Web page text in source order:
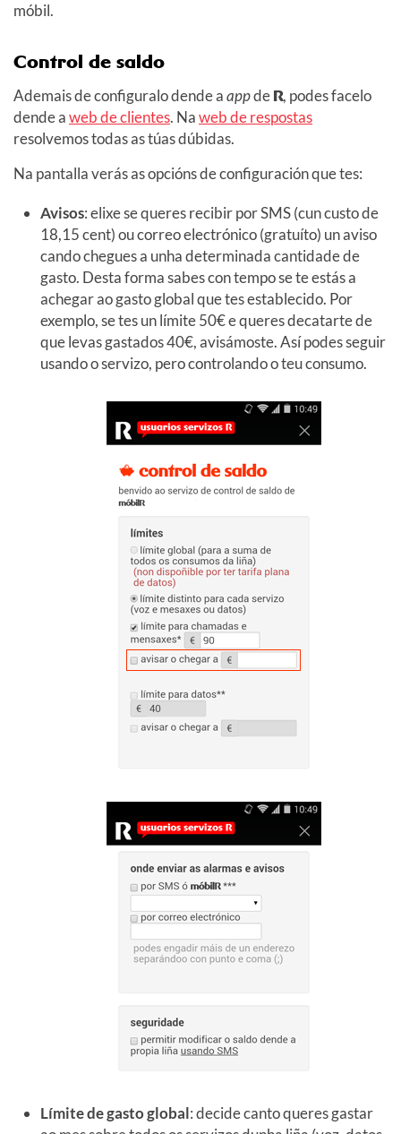
móbil.
Control de saldo
Ademais de configuralo dende aappdeR, podes facelo
dende aweb de clientes. Naweb de respostas
resolvemos todas as túas dúbidas.
Na pantalla verás as opcións de configuración que tes:
Avisos: elixe se queres recibir por SMS (cun custo de
18,15 cent) ou correo electrónico (gratuíto) un aviso
cando chegues a unha determinada cantidade de
gasto. Desta forma sabes con tempo se te estás a
achegar ao gasto global que tes establecido. Por
exemplo, se tes un límite 50€ e queres decatarte de
que levas gastados 40€, avisámoste. Así podes seguir
usando o servizo, pero controlando o teu consumo.
Límite de gasto global: decide canto queres gastar